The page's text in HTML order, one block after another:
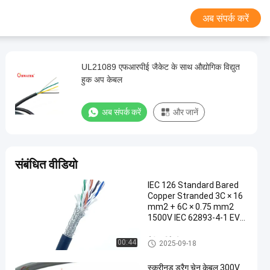
अब संपर्क करें
UL21089 एफआरपीई जैकेट के साथ औद्योगिक विद्युत
हुक अप केबल
अब संपर्क करें और जानें
संबंधित वीडियो
00:44
IEC 126 Standard Bared
Copper Stranded 3C × 16
mm2 + 6C × 0.75 mm2
1500V IEC 62893-4-1 EVM
ईवी चार्जिंग केबल
2025-09-18
स्क्रीनड ड्रैग चेन केबल 300V